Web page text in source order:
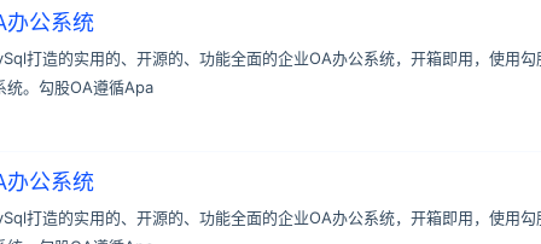
办公系统
打造的实用的、开源的、功能全面的企业OA办公系统，开箱即用，使用勾
统。勾股OA遵循Apa
办公系统
打造的实用的、开源的、功能全面的企业OA办公系统，开箱即用，使用勾